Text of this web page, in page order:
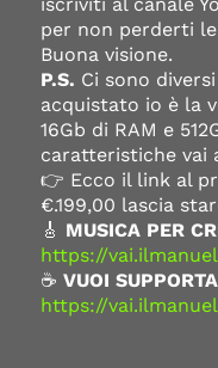
iscriviti al canale
per non perderti
Buona visione.
P.S. Ci sono
acquistato io è la
16Gb di RAM e
caratteristiche vai
👉 Ecco il link al
€.199,00 lascia
🎸 MUSICA PER
https://
☕ VUOI
https://